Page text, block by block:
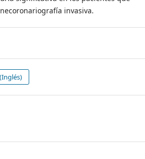
invasiva.